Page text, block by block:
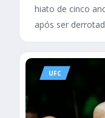
hiato de cinco
após ser
UFC